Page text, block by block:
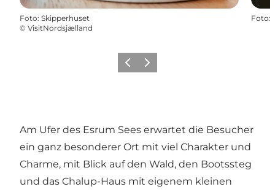
Foto: Skipperhuset
© VisitNordsjælland
Foto:
ZurückWeiter
Am Ufer des Esrum Sees erwartet die Besucher
ein ganz besonderer Ort mit viel Charakter und
Charme, mit Blick auf den Wald, den Bootssteg
und das Chalup-Haus mit eigenem kleinen